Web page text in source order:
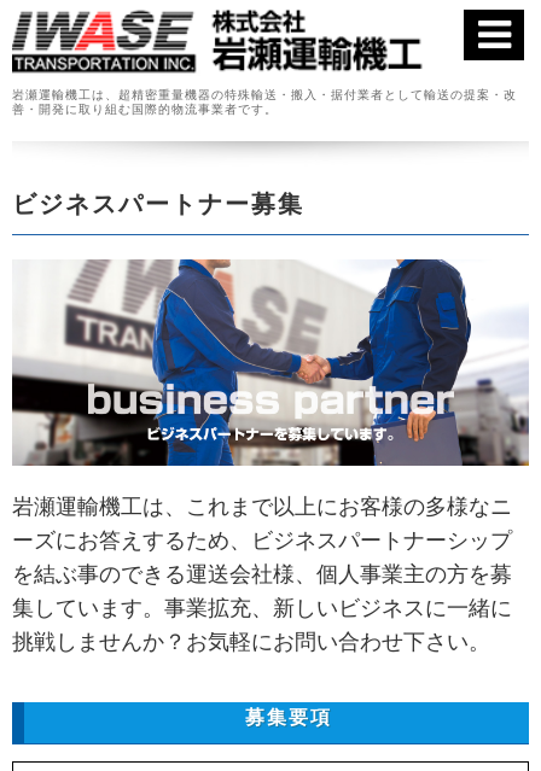
岩瀬運輸機工は、超精密重量機器の特殊輸送・搬入・据付業者として輸送の提案・改
善・開発に取り組む国際的物流事業者です。
ビジネスパートナー募集
岩瀬運輸機工は、これまで以上にお客様の多様なニ
ーズにお答えするため、ビジネスパートナーシップ
を結ぶ事のできる運送会社様、個人事業主の方を募
集しています。事業拡充、新しいビジネスに一緒に
挑戦しませんか？お気軽にお問い合わせ下さい。
募集要項